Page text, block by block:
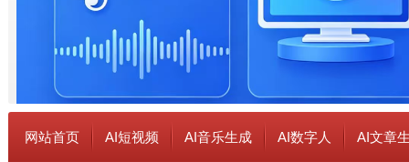
网站首页 AI短视频 AI音乐生成 AI数字人 AI文章